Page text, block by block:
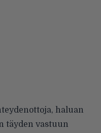
haluan
täyden vastuun